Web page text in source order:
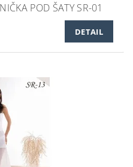
POD ŠATY SR-01
DETAIL